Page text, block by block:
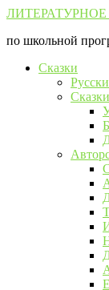
Перейти
контенту
по школьной
Сказки